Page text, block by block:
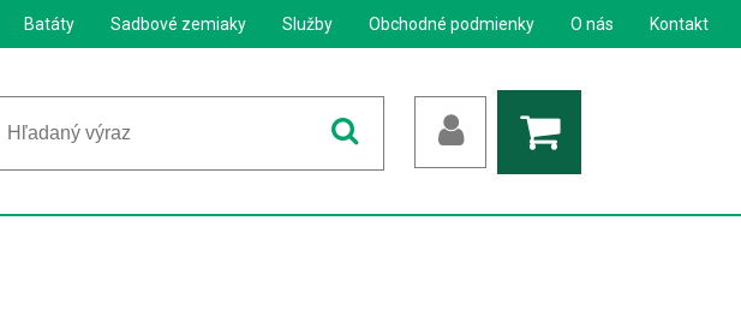
Batáty Sadbové zemiaky Služby Obchodné podmienky O nás Kontakt